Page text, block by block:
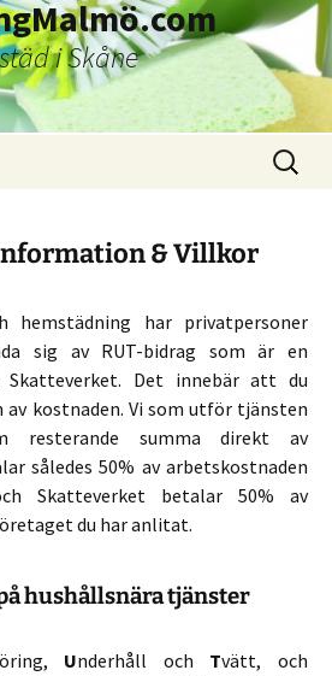
i Skåne
Sök
efter:
& Villkor
hemstädning har privatpersoner
sig av RUT-bidrag som är en
Skatteverket. Det innebär att du
kostnaden. Vi som utför tjänsten
resterande summa direkt av
således 50% av arbetskostnaden
Skatteverket betalar 50% av
du har anlitat.
hushållsnära tjänster
Underhåll och Tvätt, och